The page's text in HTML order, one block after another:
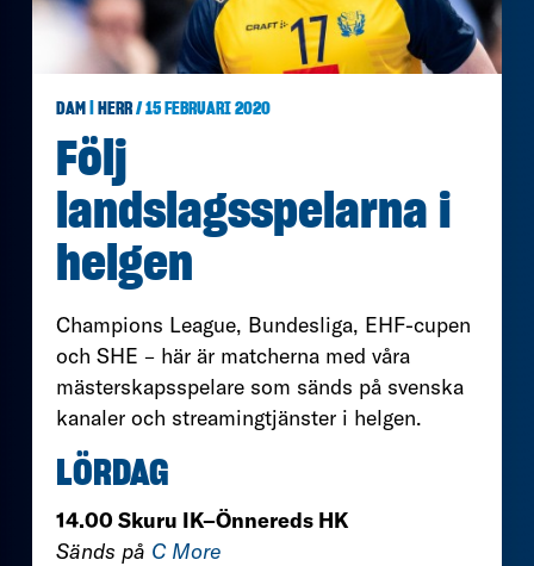
DAM HERR/ 15 FEBRUARI 2020
Följ
landslagsspelarna i
helgen
Champions League, Bundesliga, EHF-cupen
och SHE – här är matcherna med våra
mästerskapsspelare som sänds på svenska
kanaler och streamingtjänster i helgen.
LÖRDAG
14.00 Skuru IK–Önnereds HK
Sänds på C More